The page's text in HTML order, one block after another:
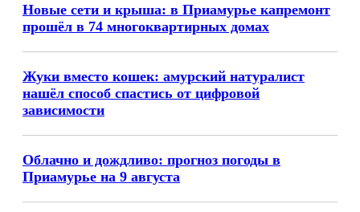
Новые сети и крыша: в Приамурье капремонт
прошёл в 74 многоквартирных домах
Жуки вместо кошек: амурский натуралист
нашёл способ спастись от цифровой
зависимости
Облачно и дождливо: прогноз погоды в
Приамурье на 9 августа